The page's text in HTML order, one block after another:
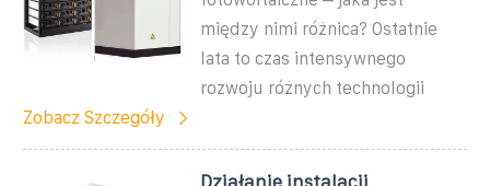
między nimi różnica? Ostatnie
lata to czas intensywnego
rozwoju różnych technologii
Zobacz Szczegóły
Działanie instalacji